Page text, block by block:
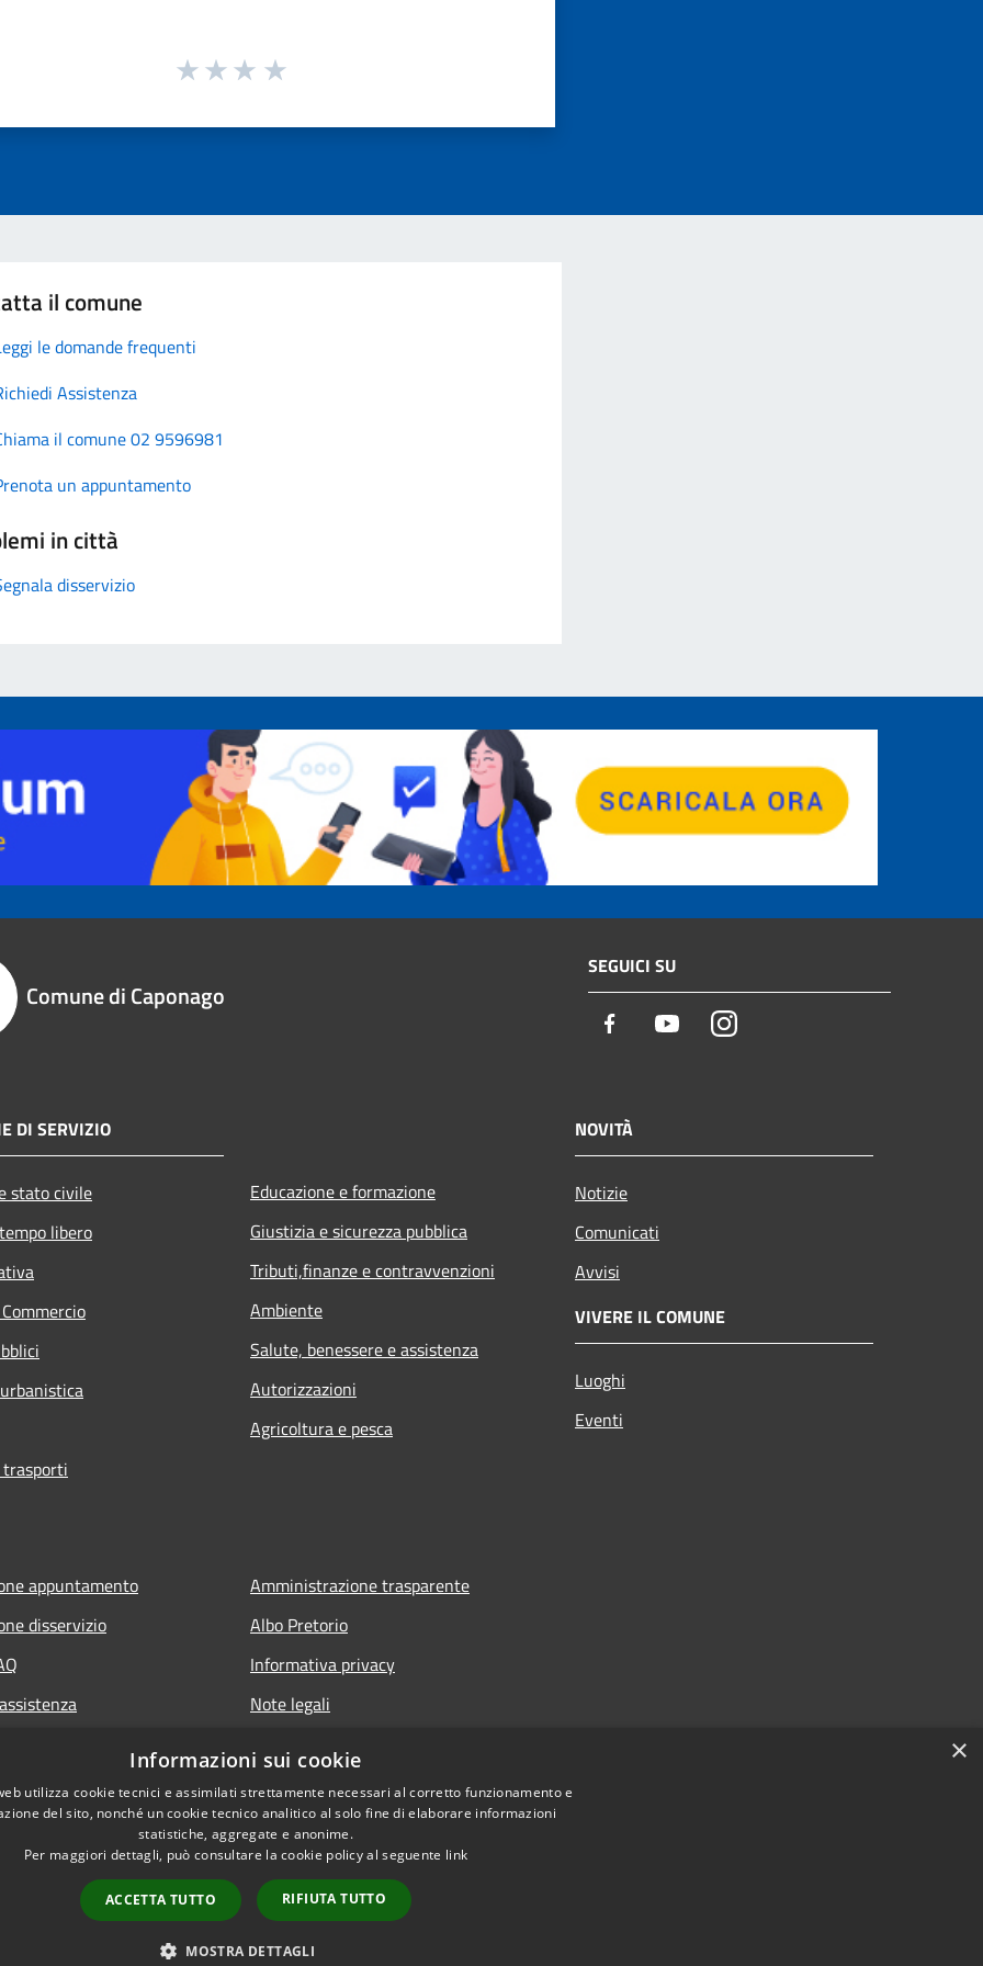
il comune
le domande frequenti
Assistenza
il comune 02 9596981
un appuntamento
in città
disservizio
Comune di Caponago
SEGUICI SU
Facebook YoutubeInstagram
DI SERVIZIO
stato civile
libero
Educazione e formazione
Giustizia e sicurezza pubblica
Tributi,finanze e contravvenzioni
Ambiente
Salute, benessere e assistenza
Autorizzazioni
Agricoltura e pesca
NOVITÀ
Notizie
Comunicati
Avvisi
VIVERE IL COMUNE
Luoghi
Eventi
appuntamento
disservizio
Amministrazione trasparente
Albo Pretorio
Informativa privacy
Note legali
Copyright © 2026 • Comune di Caponago • Powered by
×
Informazioni sui cookie
utilizza cookie tecnici e assimilati strettamente necessari al corretto funzionamento e
del sito, nonché un cookie tecnico analitico al solo fine di elaborare informazioni
statistiche, aggregate e anonime.
Per maggiori dettagli, può consultare la cookie policy al seguente link
ACCETTA TUTTO RIFIUTA TUTTO
MOSTRA DETTAGLI